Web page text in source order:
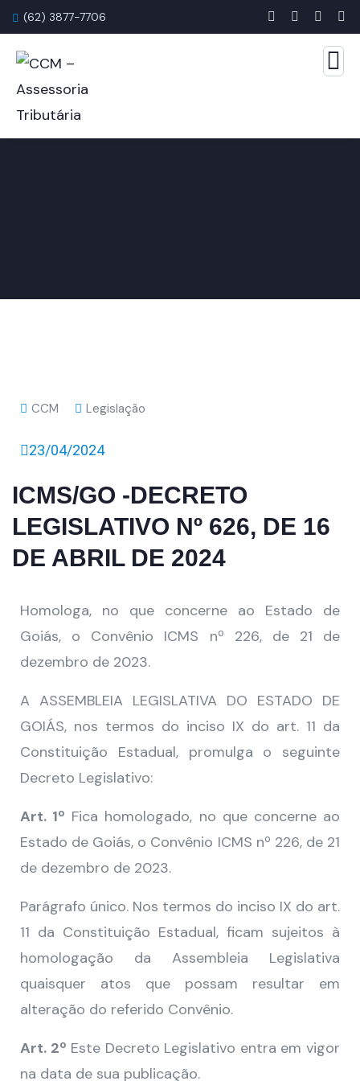
(62) 3877-7706
CCM Legislação
23/04/2024
ICMS/GO -DECRETO
LEGISLATIVO Nº 626, DE 16
DE ABRIL DE 2024
Homologa, no que concerne ao Estado de
Goiás, o Convênio ICMS nº 226, de 21 de
dezembro de 2023.
A ASSEMBLEIA LEGISLATIVA DO ESTADO DE
GOIÁS, nos termos do inciso IX do art. 11 da
Constituição Estadual, promulga o seguinte
Decreto Legislativo:
Art. 1º Fica homologado, no que concerne ao
Estado de Goiás, o Convênio ICMS nº 226, de 21
de dezembro de 2023.
Parágrafo único. Nos termos do inciso IX do art.
11 da Constituição Estadual, ficam sujeitos à
homologação da Assembleia Legislativa
quaisquer atos que possam resultar em
alteração do referido Convênio.
Art. 2º Este Decreto Legislativo entra em vigor
na data de sua publicação.